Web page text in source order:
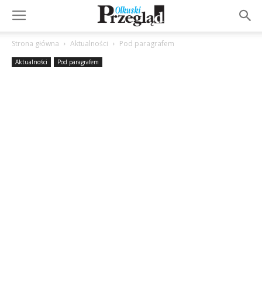
Strona główna Aktualności Pod paragrafem
Aktualności Pod paragrafem